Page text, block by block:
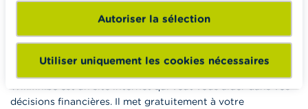
Autoriser la sélection
Utiliser uniquement les cookies nécessaires
Vers Wikifin School
Wikifin.be est un site internet qui veut vous aider dans vos
décisions financières. Il met gratuitement à votre